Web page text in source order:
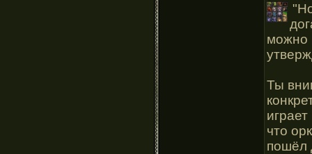
можно
Ты
что
пошёл